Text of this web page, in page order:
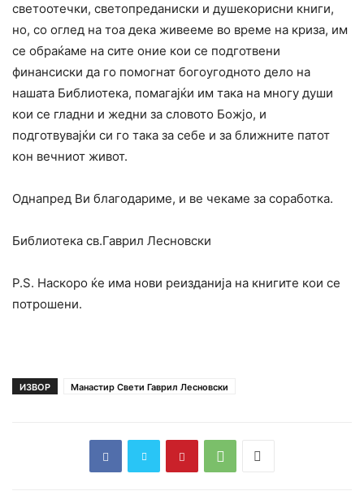
светоотечки, светопреданиски и душекорисни книги,
но, со оглед на тоа дека живееме во време на криза, им
се обраќаме на сите оние кои се подготвени
финансиски да го помогнат богоугодното дело на
нашата Библиотека, помагајќи им така на многу души
кои се гладни и жедни за словото Божјо, и
подготвувајќи си го така за себе и за ближните патот
кон вечниот живот.
Однапред Ви благодариме, и ве чекаме за соработка.
Библиотека св.Гаврил Лесновски
Р.Ѕ. Наскоро ќе има нови реизданија на книгите кои се
потрошени.
ИЗВОР Манастир Свети Гаврил Лесновски